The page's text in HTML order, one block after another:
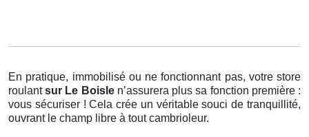
En pratique, immobilisé ou ne fonctionnant pas, votre store
roulantsur Le Boisle n’assurera plus sa fonction première :
vous sécuriser ! Cela crée un véritable souci de tranquillité,
ouvrant le champ libre à tout cambrioleur.